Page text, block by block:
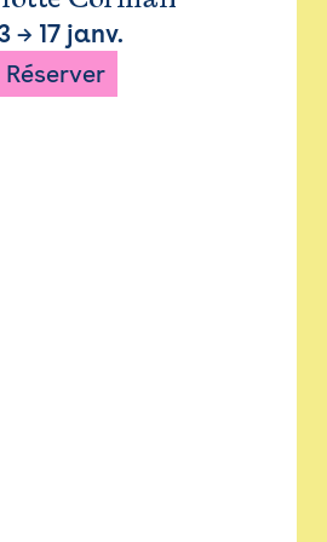
→ 17 janv.
Réserver